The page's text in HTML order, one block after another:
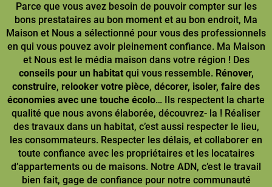
Parce que vous avez besoin de pouvoir compter sur les
bons prestataires au bon moment et au bon endroit, Ma
Maison et Nous a sélectionné pour vous des professionnels
en qui vous pouvez avoir pleinement confiance. Ma Maison
et Nous est le média maison dans votre région ! Des
conseils pour un habitatqui vous ressemble. Rénover,
construire, relooker votre pièce, décorer, isoler, faire des
économies avec une touche écolo… Ils respectent la charte
qualité que nous avons élaborée, découvrez- la ! Réaliser
des travaux dans un habitat, c’est aussi respecter le lieu,
les consommateurs. Respecter les délais, et collaborer en
toute confiance avec les propriétaires et les locataires
d’appartements ou de maisons. Notre ADN, c’est le travail
bien fait, gage de confiance pour notre communauté